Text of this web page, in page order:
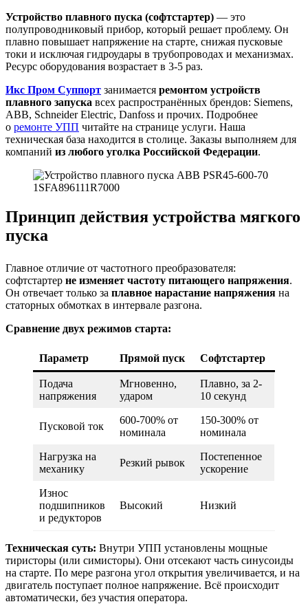
Устройство плавного пуска (софтстартер) — это
полупроводниковый прибор, который решает проблему. Он
плавно повышает напряжение на старте, снижая пусковые
токи и исключая гидроудары в трубопроводах и механизмах.
Ресурс оборудования возрастает в 3-5 раз.
Икс Пром Суппорт занимается ремонтом устройств
плавного запуска всех распространённых брендов: Siemens,
ABB, Schneider Electric, Danfoss и прочих. Подробнее
о ремонте УПП читайте на странице услуги. Наша
техническая база находится в столице. Заказы выполняем для
компаний из любого уголка Российской Федерации.
Принцип действия устройства мягкого
пуска
Главное отличие от частотного преобразователя:
софтстартер не изменяет частоту питающего напряжения.
Он отвечает только за плавное нарастание напряжения на
статорных обмотках в интервале разгона.
Сравнение двух режимов старта:
Параметр Прямой пуск Софтстартер
Подача
напряжения
Мгновенно,
ударом
Плавно, за 2-
10 секунд
Пусковой ток
600-700% от
номинала
150-300% от
номинала
Нагрузка на
механику
Резкий рывок
Постепенное
ускорение
Износ
подшипников
и редукторов
Высокий Низкий
Техническая суть: Внутри УПП установлены мощные
тиристоры (или симисторы). Они отсекают часть синусоиды
на старте. По мере разгона угол открытия увеличивается, и на
двигатель поступает полное напряжение. Всё происходит
автоматически, без участия оператора.